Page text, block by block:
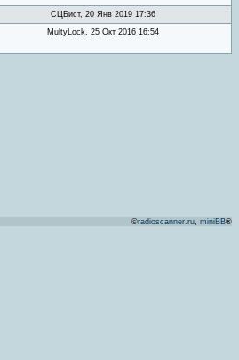
СЦБист, 20 Янв 2019 17:36
MultyLock, 25 Окт 2016 16:54
©radioscanner.ru, miniBB®